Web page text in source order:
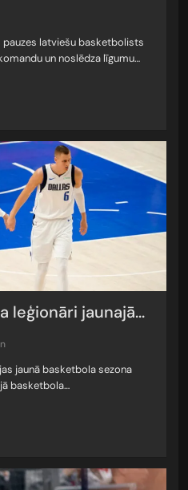
pauzes latviešu basketbolists
un noslēdza līgumu…
leģionāri jaunajā...
jaunā basketbola sezona
basketbola…